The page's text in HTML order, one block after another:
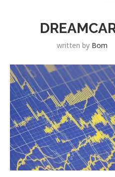
written by Bom